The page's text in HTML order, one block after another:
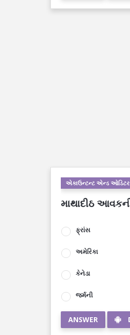
એકાઉન્ટન્ટ એન્ડ
માથાદીઠ
ફ્રાંસ
અમેરિકા
કેનેડા
જર્મની
ANSWER